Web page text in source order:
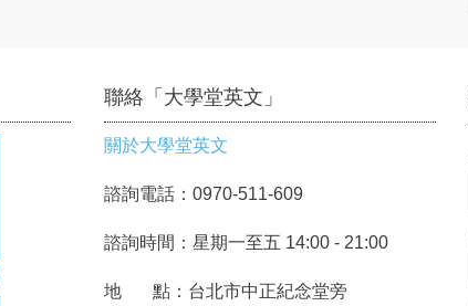
聯絡「大學堂英文」
關於大學堂英文
諮詢電話：0970-511-609
諮詢時間：星期一至五 14:00 - 21:00
地 點：台北市中正紀念堂旁